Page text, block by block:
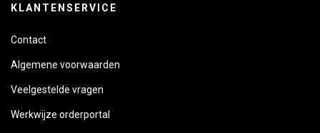
KLANTENSERVICE
Contact
Algemene voorwaarden
Veelgestelde vragen
Werkwijze orderportal